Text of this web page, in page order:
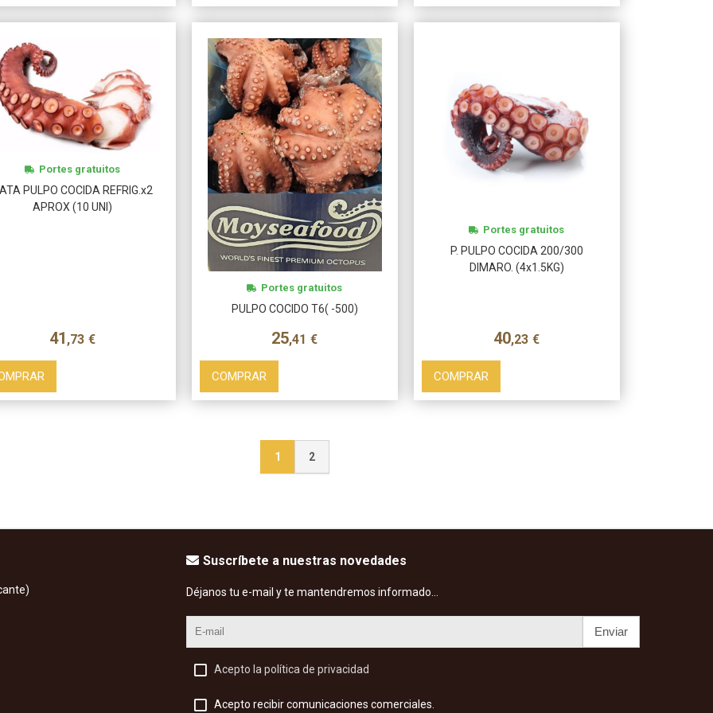
PULPO COCIDA REFRIG.x2
APROX (10 UNI)
41 ,73 €
Portes gratuitos
PULPO COCIDO T6( -500)
25,41 €
Portes gratuitos
COMPRAR
P. PULPO COCIDA 200/300
DIMARO. (4x1.5KG)
40,23 €
Portes gratuitos
COMPRAR
1 2
Suscríbete a nuestras novedades
Déjanos tu e-mail y te mantendremos informado...
Enviar
Acepto la política de privacidad
Acepto recibir comunicaciones comerciales.